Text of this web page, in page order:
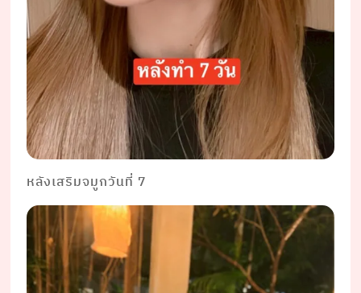
หลังเสริมจมูกวันที่ 7